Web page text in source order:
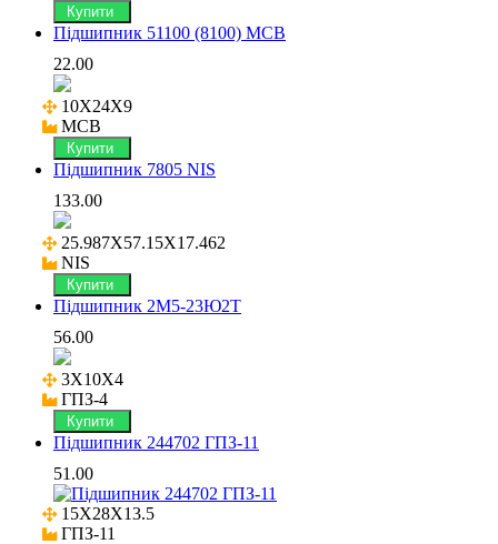
Купити
Підшипник 51100 (8100) MCB
22.00
10X24X9
MCB
Купити
Підшипник 7805 NIS
133.00
25.987X57.15X17.462
NIS
Купити
Підшипник 2М5-23Ю2Т
56.00
3X10X4
ГПЗ-4
Купити
Підшипник 244702 ГПЗ-11
51.00
15X28X13.5
ГПЗ-11